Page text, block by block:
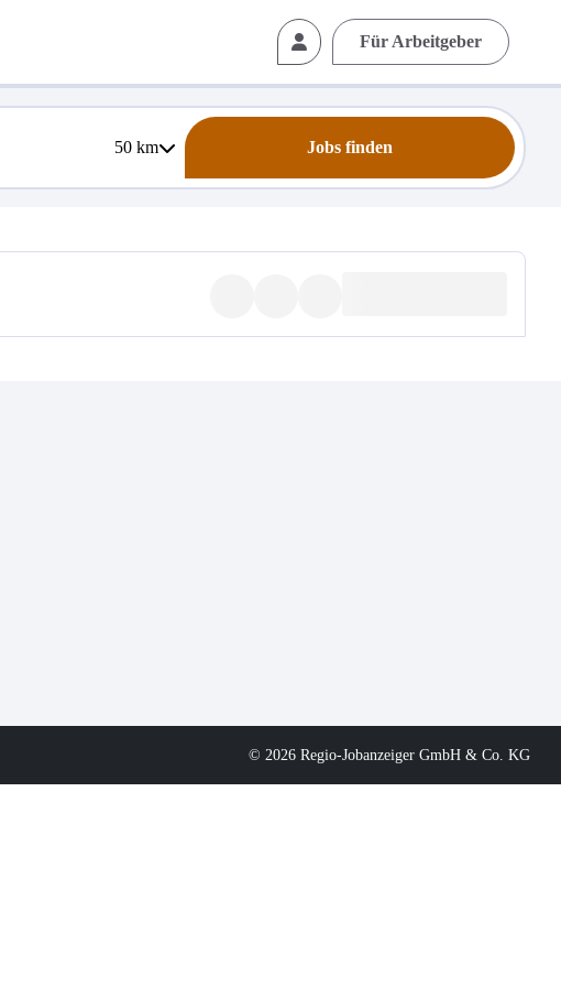
Für Arbeitgeber
50km Jobs finden
© 2026 Regio-Jobanzeiger GmbH & Co. KG